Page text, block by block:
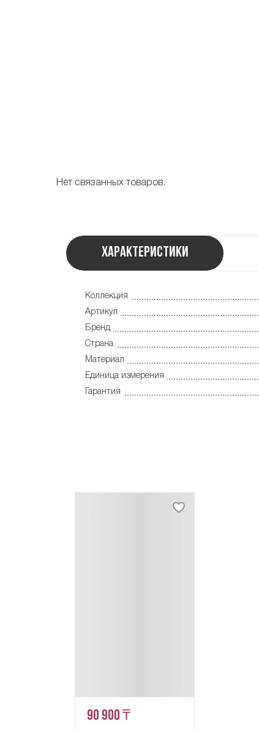
Нет связанных товаров.
Характеристики
Коллекция
Артикул
Бренд
Страна
Материал
Единица измерения
Гарантия
90 900 ₸